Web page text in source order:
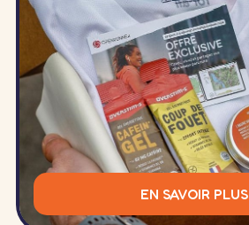
EN SAVOIR PLUS